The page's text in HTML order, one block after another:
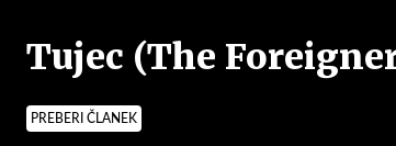
Tujec (The
PREBERI ČLANEK